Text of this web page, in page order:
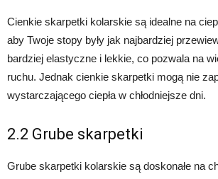
Cienkie skarpetki kolarskie są idealne na
aby Twoje stopy były jak najbardziej
bardziej elastyczne i lekkie, co pozwala na
ruchu. Jednak cienkie skarpetki mogą nie
wystarczającego ciepła w chłodniejsze dni.
2.2 Grube skarpetki
Grube skarpetki kolarskie są doskonałe na